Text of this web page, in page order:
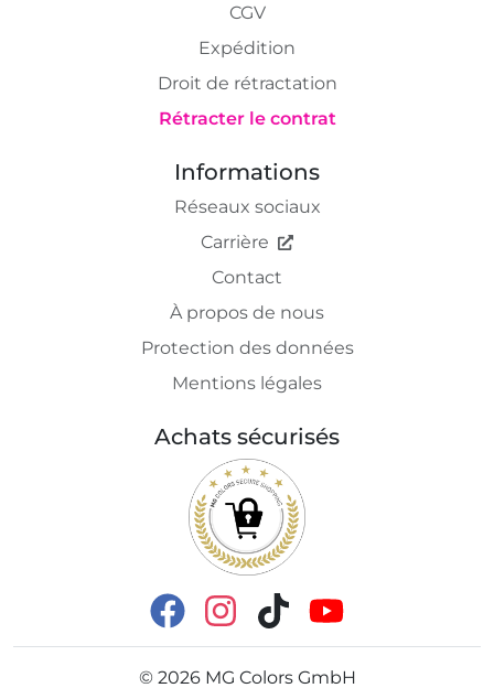
CGV
Expédition
Droit de rétractation
Rétracter le contrat
Informations
Réseaux sociaux
Carrière
Contact
À propos de nous
Protection des données
Mentions légales
Achats sécurisés
© 2026 MG Colors GmbH